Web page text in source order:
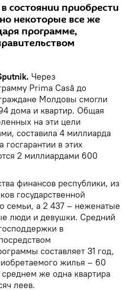
состоянии приобрести
некоторые все же
программе,
Через
Prima Casă до
Молдовы смогли
дома и квартир. Общая
на эти цели
составила 4 миллиарда
в этих
2 миллиардами 600
финансов республики, из
государственной
семьи, а 2 437 – неженатые
люди и девушки. Средний
в
составляет 31 год,
жилья – 60
же одна квартира
леев.